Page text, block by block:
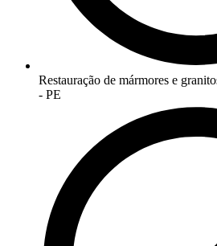
Restauração de mármores e
- PE